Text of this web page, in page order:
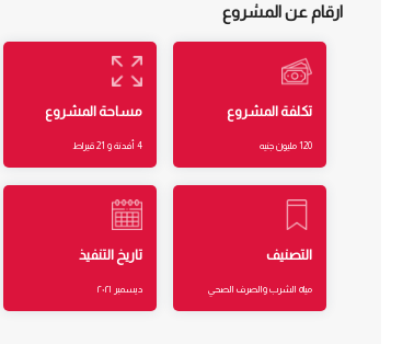
ارقام عن المشروع
تكلفة المشروع
120 مليون جنيه
مساحة المشروع
4 أفدنة و 21 قيراط
التصنيف
مياه الشرب والصرف الصحي
تاريخ التنفيذ
ديسمبر ٢٠٢١